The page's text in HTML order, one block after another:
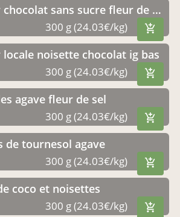
sans sucre fleur de sel
300 g (24.03€/kg)
locale noisette chocolat ig bas
300 g (24.03€/kg)
agave fleur de sel
300 g (24.03€/kg)
de tournesol agave
300 g (24.03€/kg)
coco et noisettes
300 g (24.03€/kg)